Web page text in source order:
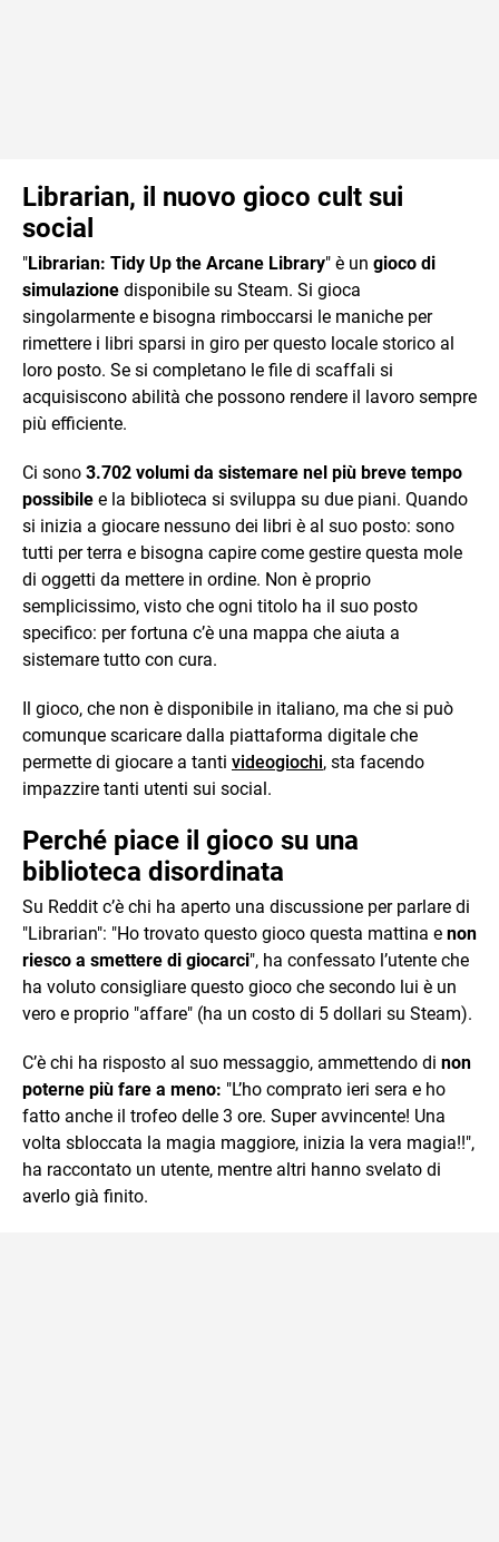
Librarian, il nuovo gioco cult sui
social
"Librarian: Tidy Up the Arcane Library" è un gioco di
simulazione disponibile su Steam. Si gioca
singolarmente e bisogna rimboccarsi le maniche per
rimettere i libri sparsi in giro per questo locale storico al
loro posto. Se si completano le file di scaffali si
acquisiscono abilità che possono rendere il lavoro sempre
più efficiente.
Ci sono 3.702 volumi da sistemare nel più breve tempo
possibile e la biblioteca si sviluppa su due piani. Quando
si inizia a giocare nessuno dei libri è al suo posto: sono
tutti per terra e bisogna capire come gestire questa mole
di oggetti da mettere in ordine. Non è proprio
semplicissimo, visto che ogni titolo ha il suo posto
specifico: per fortuna c’è una mappa che aiuta a
sistemare tutto con cura.
Il gioco, che non è disponibile in italiano, ma che si può
comunque scaricare dalla piattaforma digitale che
permette di giocare a tanti videogiochi, sta facendo
impazzire tanti utenti sui social.
Perché piace il gioco su una
biblioteca disordinata
Su Reddit c’è chi ha aperto una discussione per parlare di
"Librarian": "Ho trovato questo gioco questa mattina e non
riesco a smettere di giocarci", ha confessato l’utente che
ha voluto consigliare questo gioco che secondo lui è un
vero e proprio "affare" (ha un costo di 5 dollari su Steam).
C’è chi ha risposto al suo messaggio, ammettendo di non
poterne più fare a meno: "L’ho comprato ieri sera e ho
fatto anche il trofeo delle 3 ore. Super avvincente! Una
volta sbloccata la magia maggiore, inizia la vera magia!!",
ha raccontato un utente, mentre altri hanno svelato di
averlo già finito.